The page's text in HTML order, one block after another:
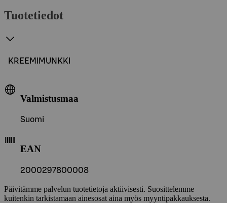
Tuotetiedot
KREEMIMUNKKI
Valmistusmaa
Suomi
EAN
2000297800008
Päivitämme palvelun tuotetietoja aktiivisesti. Suosittelemme
kuitenkin tarkistamaan ainesosat aina myös myyntipakkauksesta.